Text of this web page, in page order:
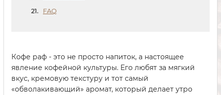
FAQ
Кофе раф - это не просто напиток, а настоящее
явление кофейной культуры. Его любят за мягкий
вкус, кремовую текстуру и тот самый
«обволакивающий» аромат, который делает утро